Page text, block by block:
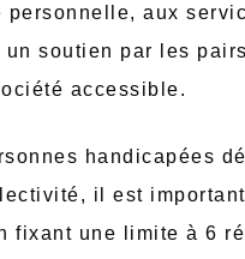
personnelle, aux
un soutien par les
accessible.
handicapées
il est
fixant une limite à 6